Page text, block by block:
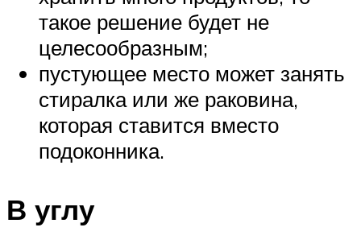
такое решение будет не
целесообразным;
пустующее место может занять
стиралка или же раковина,
которая ставится вместо
подоконника.
В углу